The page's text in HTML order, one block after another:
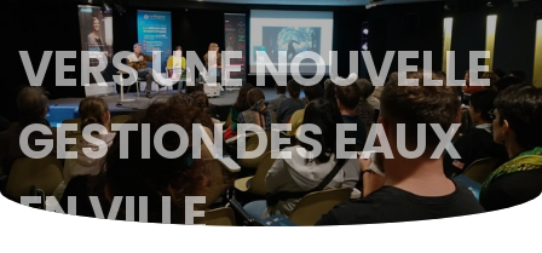
VERS UNE NOUVELLE
GESTION DES EAUX
EN VILLE